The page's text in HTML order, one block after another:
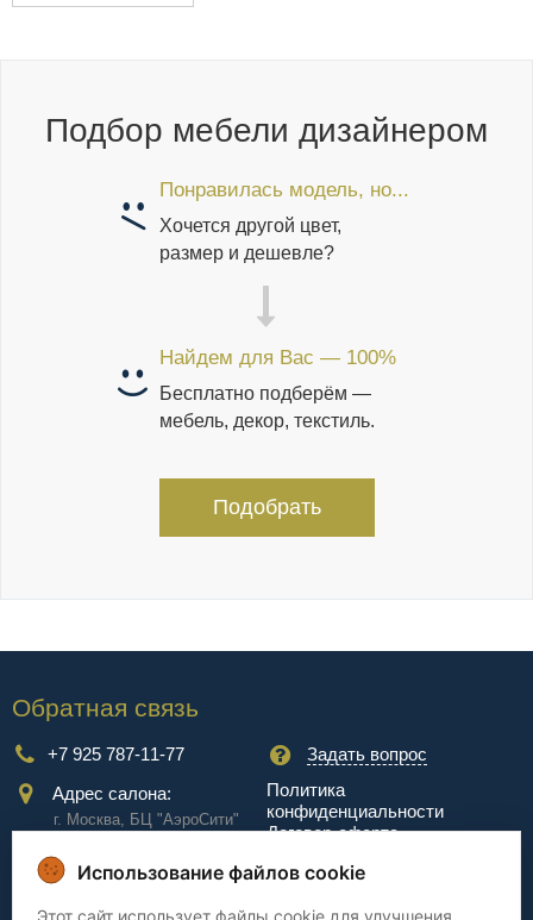
Подбор мебели дизайнером
Понравилась модель, но...
Хочется другой цвет,
размер и дешевле?
Найдем для Вас — 100%
Бесплатно подберём —
мебель, декор, текстиль.
Подобрать
Обратная связь
+7 925 787-11-77
Задать вопрос
Адрес салона:
г. Москва, БЦ "АэроCити"
Куркинское ш., стр.2, 17
этаж
Политика
конфиденциальности
Договор-оферта
Сервис
Использование файлов cookie
Этот сайт использует файлы cookie для улучшения